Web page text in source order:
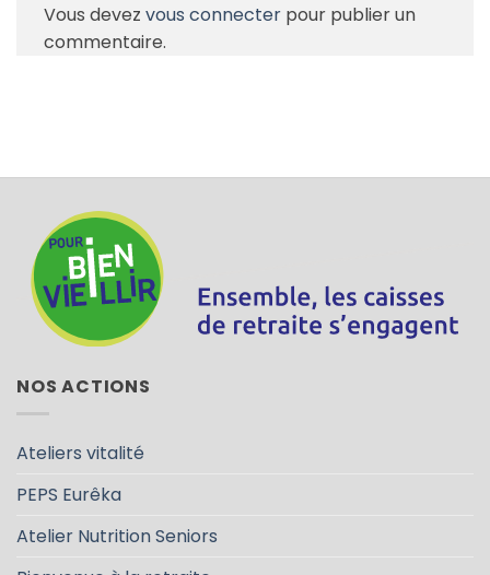
Vous devez vous connecter pour publier un
commentaire.
NOS ACTIONS
Ateliers vitalité
PEPS Eurêka
Atelier Nutrition Seniors